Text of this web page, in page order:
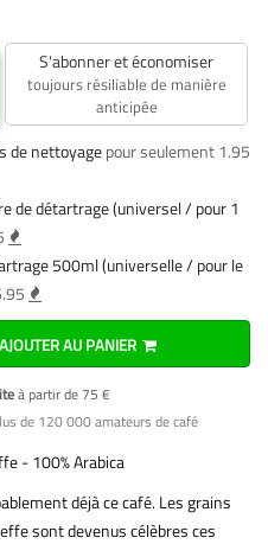
S'abonner et économiser
toujours résiliable de manière
anticipée
de nettoyagepour seulement 1.95
de détartrage (universel / pour 1
500ml (universelle / pour le
AJOUTER AU PANIER
à partir de 75 €
de 120 000 amateurs de café
- 100% Arabica
déjà ce café. Les grains
sont devenus célèbres ces